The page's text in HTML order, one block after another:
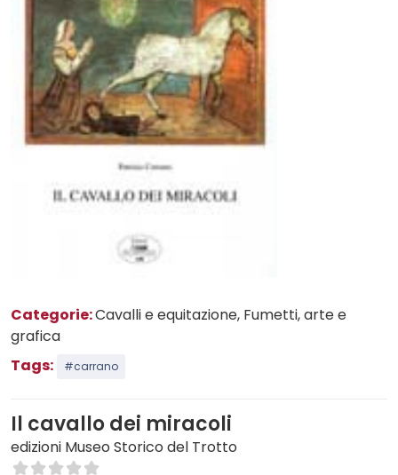
Categorie:Cavalli e equitazione, Fumetti, arte e
grafica
Tags:
#carrano
Il cavallo dei miracoli
edizioni Museo Storico del Trotto